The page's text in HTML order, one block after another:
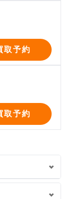
取予約
取予約